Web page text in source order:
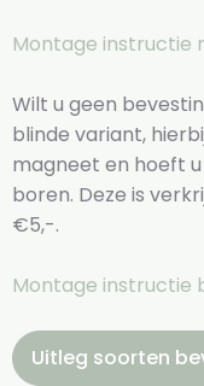
Montage instructie
Wilt u geen
blinde variant,
magneet en hoeft
boren. Deze is
€5,-.
Montage instructie
Uitleg soorten